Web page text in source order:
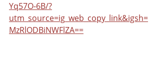
Yq57O-6B/?
utm_source=ig_web_copy_link&igsh=
MzRlODBiNWFlZA==